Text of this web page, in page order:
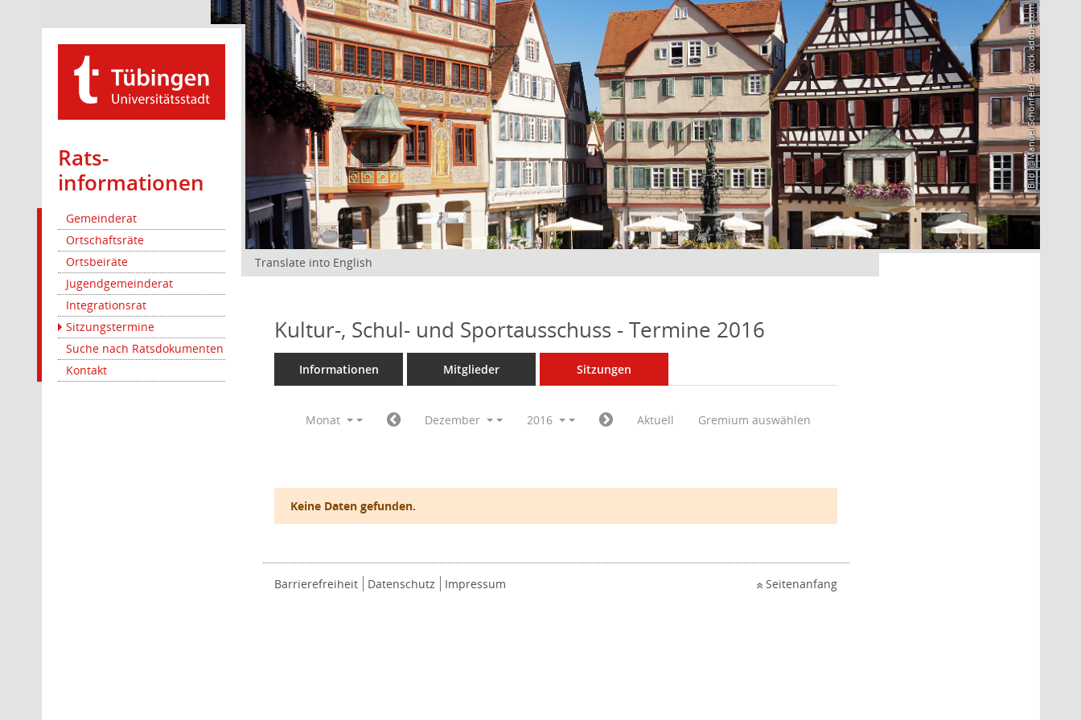
Rats­
informationen
Gemeinderat
Ortschaftsräte
Ortsbeiräte
Jugendgemeinderat
Integrationsrat
Sitzungstermine
Suche nach Ratsdokumenten
Kontakt
Bild: @Manuel Schönfeld – stock.adobe.com
Translate into English
Kultur-, Schul- und Sportausschuss - Termine 2016
Informationen Mitglieder Sitzungen
Monat Dezember 2016 Aktuell Gremium auswählen
Keine Daten gefunden.
Barrierefreiheit Datenschutz Impressum Seitenanfang